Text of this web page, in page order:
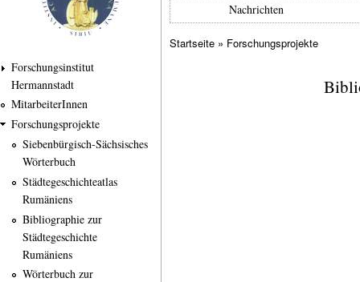
Forschungsinstitut
Hermannstadt
MitarbeiterInnen
Forschungsprojekte
Siebenbürgisch-Sächsisches
Wörterbuch
Städtegeschichteatlas
Rumäniens
Bibliographie zur
Städtegeschichte
Rumäniens
Wörterbuch zur
Nachrichten
Startseite » Forschungsprojekte